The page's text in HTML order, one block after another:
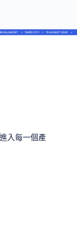
入每一個產